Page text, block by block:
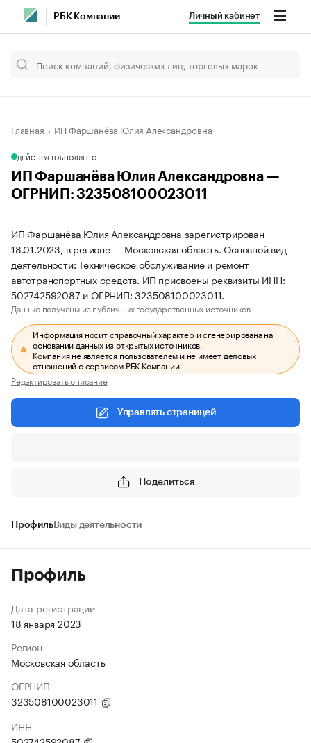
РБК Компании Личный кабинет
Главная ИП Фаршанёва Юлия Александровна
ДЕЙСТВУЕТОБНОВЛЕНО
ИП Фаршанёва Юлия Александровна —
ОГРНИП: 323508100023011
ИП Фаршанёва Юлия Александровна зарегистрирован
18.01.2023, в регионе — Московская область. Основной вид
деятельности: Техническое обслуживание и ремонт
автотранспортных средств. ИП присвоены реквизиты ИНН:
502742592087 и ОГРНИП: 323508100023011.
Данные получены из публичных государственных источников.
Информация носит справочный характер и сгенерирована на
основании данных из открытых источников.
Компания не является пользователем и не имеет деловых
отношений с сервисом РБК Компании.
Редактировать описание
Управлять страницей
Поделиться
ПрофильВиды деятельности
Профиль
Дата регистрации
18 января 2023
Регион
Московская область
ОГРНИП
323508100023011
ИНН